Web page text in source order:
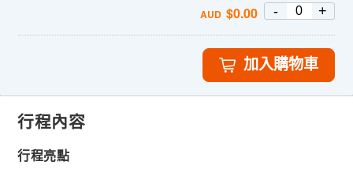
AUD $0.00 - +
加入購物車
行程內容
行程亮點